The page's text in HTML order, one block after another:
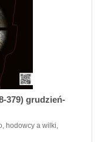
379) grudzień-
hodowcy a wilki,